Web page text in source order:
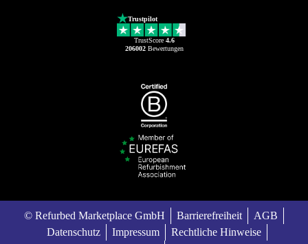
Trustpilot
TrustScore 4.6
206002Bewertungen
© Refurbed Marketplace GmbH Barrierefreiheit
AGB
Datenschutz
Impressum
Rechtliche Hinweise